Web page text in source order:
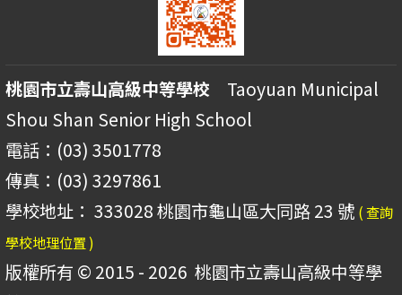
桃園市立壽山高級中等學校 Taoyuan Municipal
Shou Shan Senior High School
電話：(03) 3501778
傳真：(03) 3297861
學校地址： 333028 桃園市龜山區大同路 23 號 ( 查詢
學校地理位置 )
版權所有 © 2015 - 2026 桃園市立壽山高級中等學